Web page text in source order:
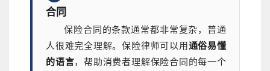
合同
保险合同的条款通常都非常复杂，普通
人很难完全理解。保险律师可以用通俗易懂
的语言，帮助消费者理解保险合同的每一个